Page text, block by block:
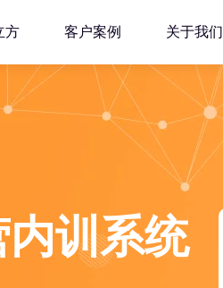
方 客户案例 关于我们
内训系统